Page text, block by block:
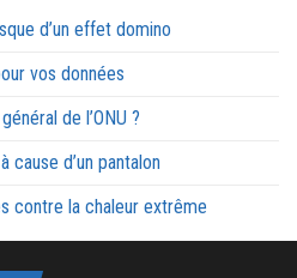
d’un effet domino
vos données
de l’ONU ?
cause d’un pantalon
contre la chaleur extrême